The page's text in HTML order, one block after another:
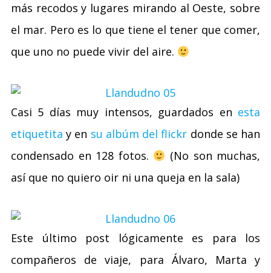
más recodos y lugares mirando al Oeste, sobre
el mar. Pero es lo que tiene el tener que comer,
que uno no puede vivir del aire.
Casi 5 días muy intensos, guardados en esta
etiquetita y en su albúm del flickr donde se han
condensado en 128 fotos.
(No son muchas,
así que no quiero oir ni una queja en la sala)
Este último post lógicamente es para los
compañeros de viaje, para Álvaro, Marta y